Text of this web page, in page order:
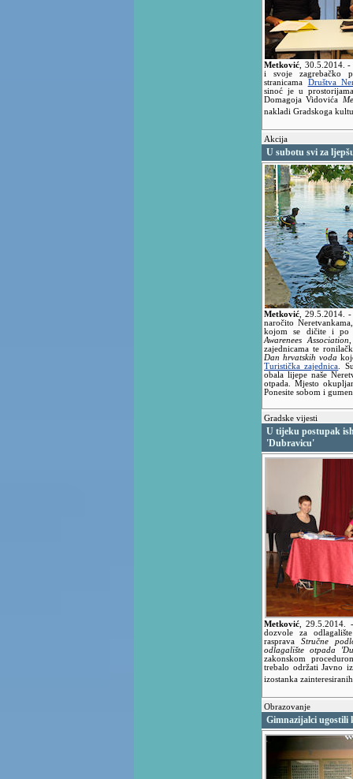
Metković 30.5.2014.-
i svoje zagrebačko
stranicama Društva
sinoć je u
Domagoja Vidovića
nakladi Gradskoga
Akcija
U subotu svi za
Metković 29.5.2014. -
naročito
kojom se dičite i
Awarenees Association
zajednicama te
Dan hrvatskih voda
Turistička zajednica .
obala lijepe naše
otpada. Mjesto
Ponesite sobom i
Gradske vijesti
U tijeku postupak
'Dubravicu'
Metković ,29.5.2014.
dozvole za
rasprava Stručne
odlagalište otpada
zakonskom
trebalo održati Javno
izostanka
Obrazovanje
Gimnazijalci ugostili